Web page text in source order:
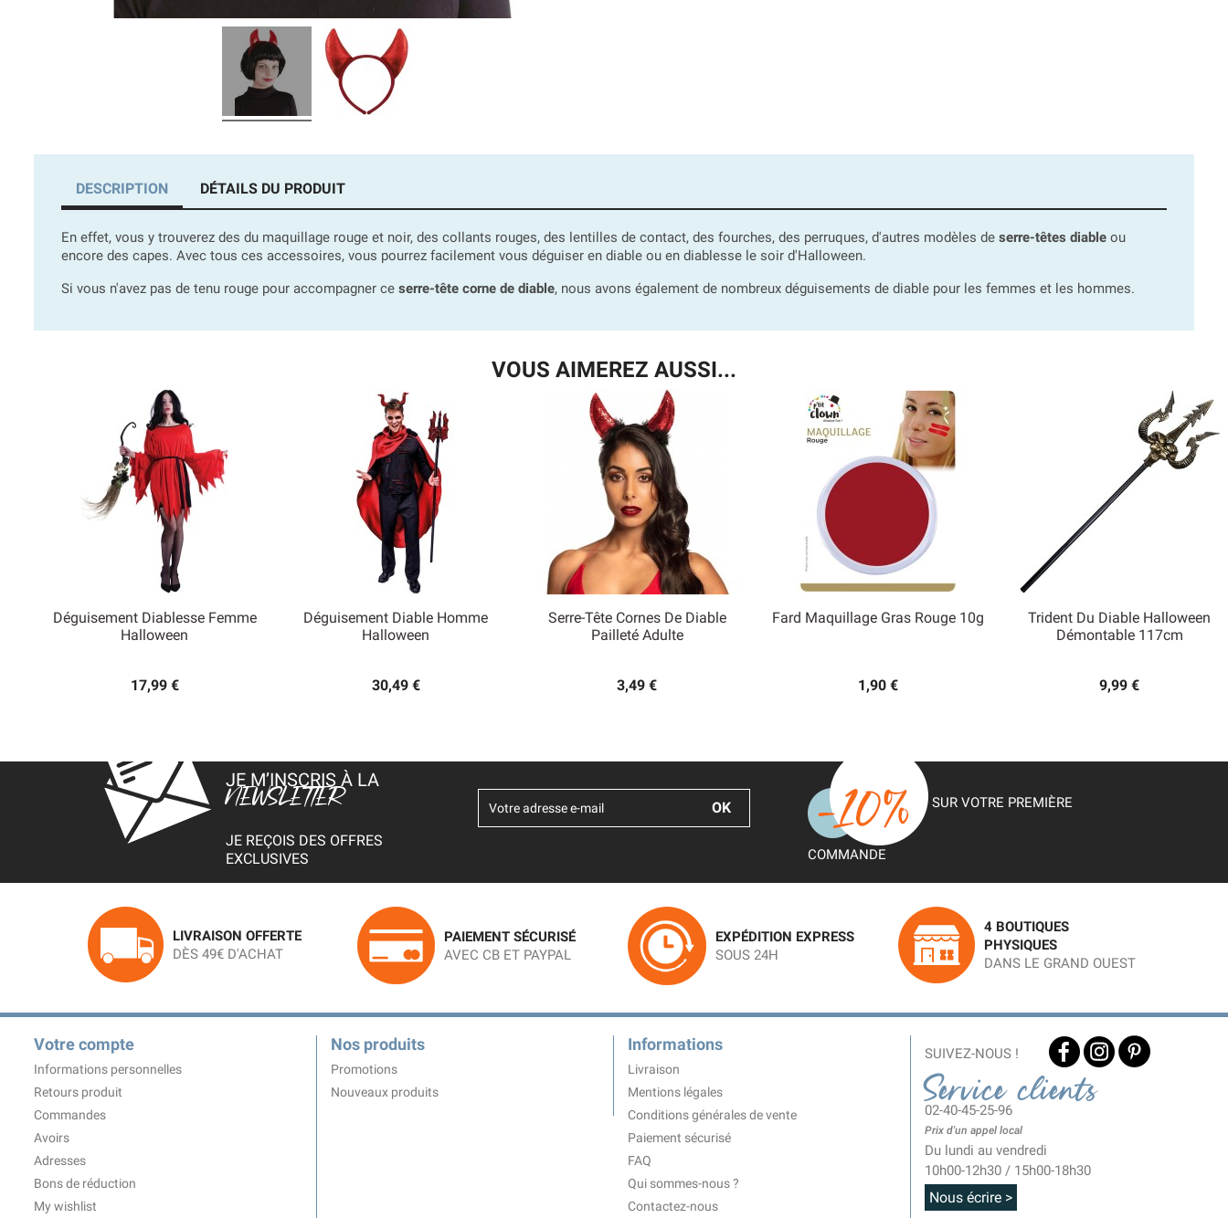
DESCRIPTION DÉTAILS DU PRODUIT
En effet, vous y trouverez des du maquillage rouge et noir, des collants rouges, des lentilles de contact, des fourches, des perruques, d'autres modèles de serre-têtes diable ou
encore des capes. Avec tous ces accessoires, vous pourrez facilement vous déguiser en diable ou en diablesse le soir d'Halloween.
Si vous n'avez pas de tenu rouge pour accompagner ce serre-tête corne de diable, nous avons également de nombreux déguisements de diable pour les femmes et les hommes.
VOUS AIMEREZ AUSSI...
Déguisement Diablesse Femme
Halloween
17,99 €
Aperçu rapide
Déguisement Diable Homme
Halloween
30,49 €
Aperçu rapide
Serre-Tête Cornes De Diable
Pailleté Adulte
3,49 €
Aperçu rapide
Fard Maquillage Gras Rouge 10g
1,90 €
Trident Du Diable Halloween
Démontable 117cm
9,99 €
Aperçu rapide
JE M’INSCRIS À LA
NEWSLETTER
JE REÇOIS DES OFFRES
EXCLUSIVES
SUR VOTRE PREMIÈRE
COMMANDE
LIVRAISON OFFERTE
DÈS 49€ D'ACHAT
PAIEMENT SÉCURISÉ
AVEC CB ET PAYPAL
EXPÉDITION EXPRESS
SOUS 24H
4 BOUTIQUES
PHYSIQUES
DANS LE GRAND OUEST
Votre compte
Informations personnelles
Retours produit
Commandes
Avoirs
Adresses
Bons de réduction
My wishlist
Nos produits
Promotions
Nouveaux produits
Informations
Livraison
Mentions légales
Conditions générales de vente
Paiement sécurisé
FAQ
Qui sommes-nous ?
Contactez-nous
SUIVEZ-NOUS !
Service clients
02-40-45-25-96
Prix d'un appel local
Du lundi au vendredi
10h00-12h30 / 15h00-18h30
Nous écrire >